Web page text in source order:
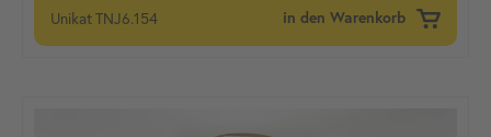
UnikatTNJ6.154 in den Warenkorb